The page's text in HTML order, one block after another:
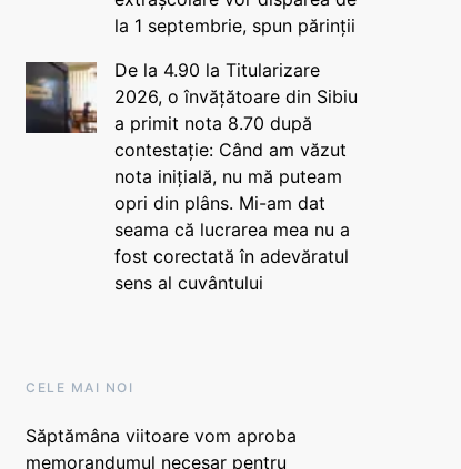
la 1 septembrie, spun părinții
De la 4.90 la Titularizare
2026, o învățătoare din Sibiu
a primit nota 8.70 după
contestație: Când am văzut
nota inițială, nu mă puteam
opri din plâns. Mi-am dat
seama că lucrarea mea nu a
fost corectată în adevăratul
sens al cuvântului
CELE MAI NOI
Săptămâna viitoare vom aproba
memorandumul necesar pentru